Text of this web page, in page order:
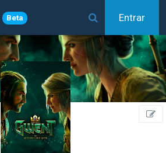
Beta Entrar